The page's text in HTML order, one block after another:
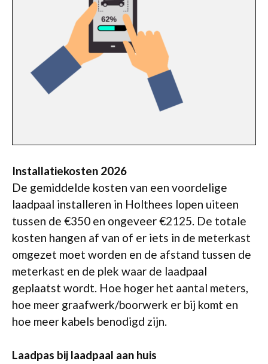
Installatiekosten 2026
De gemiddelde kosten van een voordelige
laadpaal installeren in Holthees lopen uiteen
tussen de €350 en ongeveer €2125. De totale
kosten hangen af van of er iets in de meterkast
omgezet moet worden en de afstand tussen de
meterkast en de plek waar de laadpaal
geplaatst wordt. Hoe hoger het aantal meters,
hoe meer graafwerk/boorwerk er bij komt en
hoe meer kabels benodigd zijn.
Laadpas bij laadpaal aan huis